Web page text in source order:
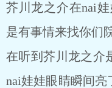
芥川龙之介在nai
是有事情来找你们
在听到芥川龙之介
nai娃娃眼睛瞬间